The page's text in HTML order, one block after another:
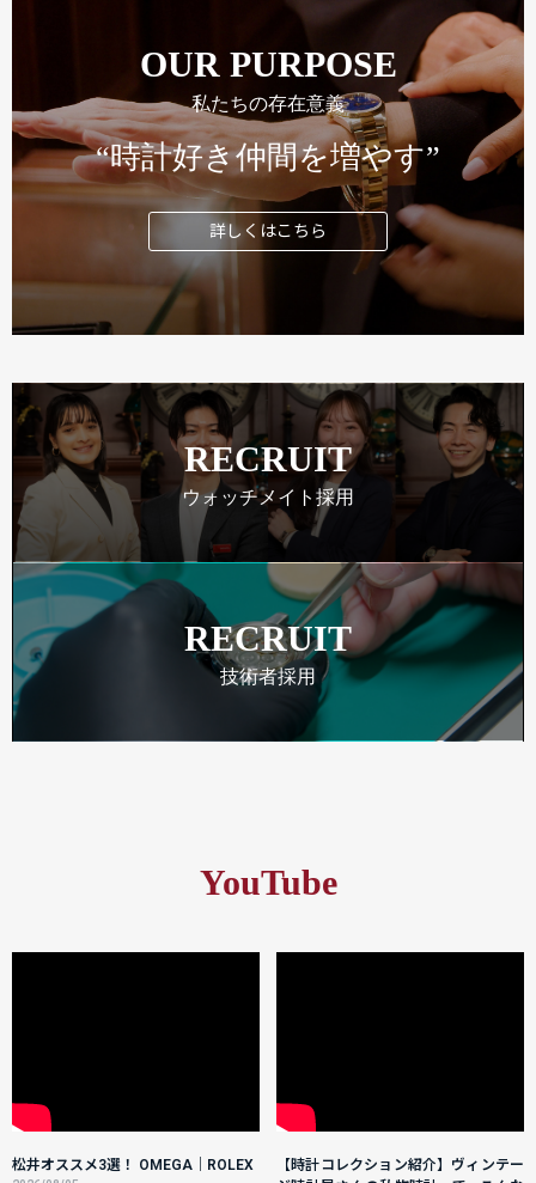
OUR PURPOSE
私たちの存在意義
“時計好き仲間を増やす”
詳しくはこちら
RECRUIT
ウォッチメイト採用
RECRUIT
技術者採用
YouTube
松井オススメ3選！ OMEGA｜ROLEX
【時計コレクション紹介】ヴィンテー